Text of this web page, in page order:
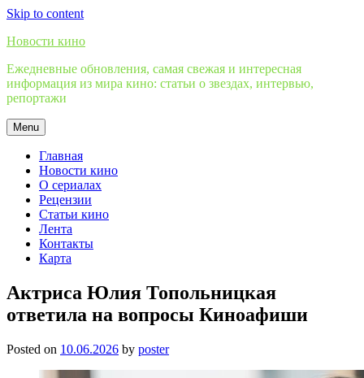
Skip to content
Новости кино
Ежедневные обновления, самая свежая и интересная
информация из мира кино: статьи о звездах, интервью,
репортажи
Menu
Главная
Новости кино
О сериалах
Рецензии
Статьи кино
Лента
Контакты
Карта
Актриса Юлия Топольницкая
ответила на вопросы Киноафиши
Posted on 10.06.2026 by poster